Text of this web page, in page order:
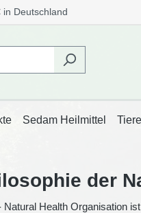
Deutschland
Sedam Heilmittel Tiere
der
Natural Health Organisation